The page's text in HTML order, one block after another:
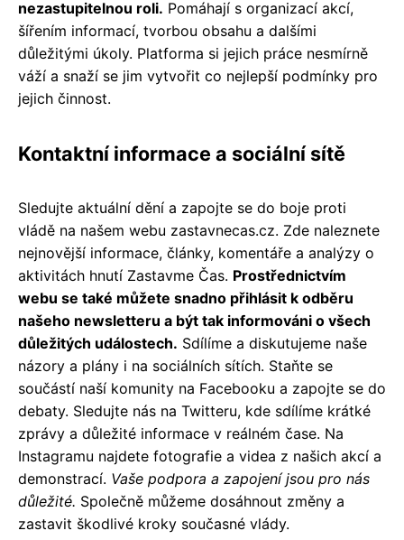
nezastupitelnou roli. Pomáhají s organizací akcí,
šířením informací, tvorbou obsahu a dalšími
důležitými úkoly. Platforma si jejich práce nesmírně
váží a snaží se jim vytvořit co nejlepší podmínky pro
jejich činnost.
Kontaktní informace a sociální sítě
Sledujte aktuální dění a zapojte se do boje proti
vládě na našem webu zastavnecas.cz. Zde naleznete
nejnovější informace, články, komentáře a analýzy o
aktivitách hnutí Zastavme Čas. Prostřednictvím
webu se také můžete snadno přihlásit k odběru
našeho newsletteru a být tak informováni o všech
důležitých událostech. Sdílíme a diskutujeme naše
názory a plány i na sociálních sítích. Staňte se
součástí naší komunity na Facebooku a zapojte se do
debaty. Sledujte nás na Twitteru, kde sdílíme krátké
zprávy a důležité informace v reálném čase. Na
Instagramu najdete fotografie a videa z našich akcí a
demonstrací. Vaše podpora a zapojení jsou pro nás
důležité. Společně můžeme dosáhnout změny a
zastavit škodlivé kroky současné vlády.